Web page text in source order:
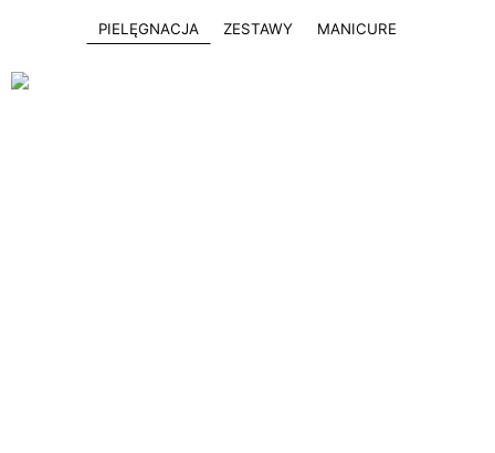
PIELĘGNACJA ZESTAWY MANICURE